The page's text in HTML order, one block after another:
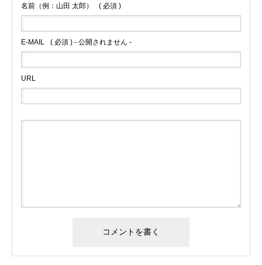
名前（例：山田 太郎） ( 必須 )
E-MAIL ( 必須 ) - 公開されません -
URL